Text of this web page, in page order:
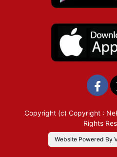
Copyright (c) Copyright :
Rights
Website Powered By